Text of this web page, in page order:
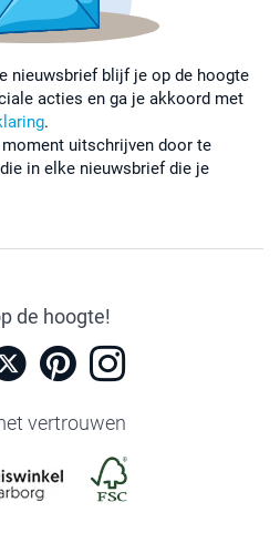
nieuwsbrief blijf je op de hoogte
acties en ga je akkoord met
.
uitschrijven door te
in elke nieuwsbrief die je
de hoogte!
vertrouwen